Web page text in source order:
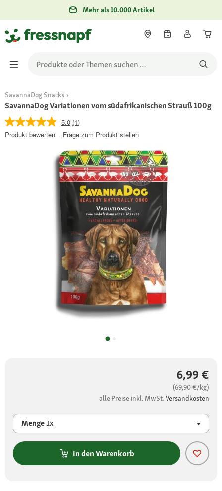
Mehr als 10.000 Artikel
SavannaDog Snacks
SavannaDog Variationen vom südafrikanischen Strauß 100g
5.0 (1)
Produkt bewerten
Frage zum Produkt stellen
6,99 €
(69,90 €/kg)
alle Preise inkl. MwSt.Versandkosten
Menge1x
In den Warenkorb